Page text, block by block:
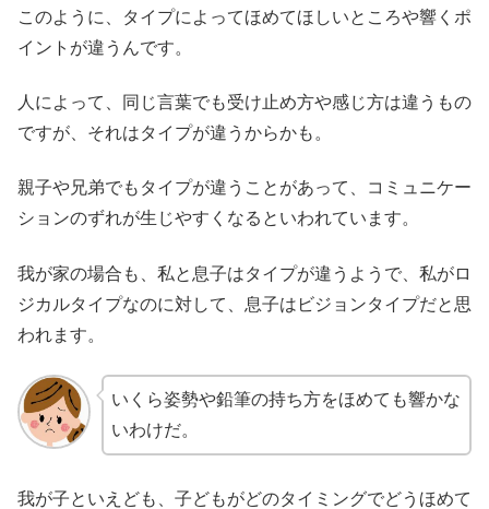
このように、タイプによってほめてほしいところや響くポ
イントが違うんです。
人によって、同じ言葉でも受け止め方や感じ方は違うもの
ですが、それはタイプが違うからかも。
親子や兄弟でもタイプが違うことがあって、コミュニケー
ションのずれが生じやすくなるといわれています。
我が家の場合も、私と息子はタイプが違うようで、私がロ
ジカルタイプなのに対して、息子はビジョンタイプだと思
われます。
いくら姿勢や鉛筆の持ち方をほめても響かな
いわけだ。
我が子といえども、子どもがどのタイミングでどうほめて